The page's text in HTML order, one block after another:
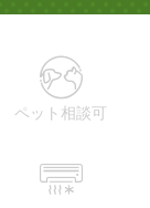
ペット相談可